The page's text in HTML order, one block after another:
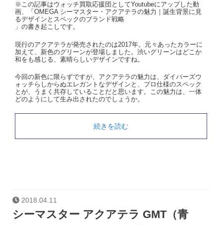
※この記事はウォッチ買取応援団としてYoutubeにアップした動
画、「OMEGA シーマスター・アクアテラの魅力｜誕生背景に見
るデザインとスペックのブランド戦略
」の書き起こしです。
現行のアクアテラが発売されたのは2017年。 元々あったカラーに
加えて、新色のグリーンが登場しました。 渋いグリーンは どこか
和をも感じる、素晴らしいデザインですね。
今回の新色に限らずですが、アクアテラの魅力は、 ダイバーズウ
ォッチらしからぬエレガントなデザインと、プロ仕様のスペック
とが、うまく共存していることだと思います。 この魅力は、一体
どのようにして生み出されたのでしょうか。
続きを読む
2018.04.11
シーマスター アクアテラ GMT（青